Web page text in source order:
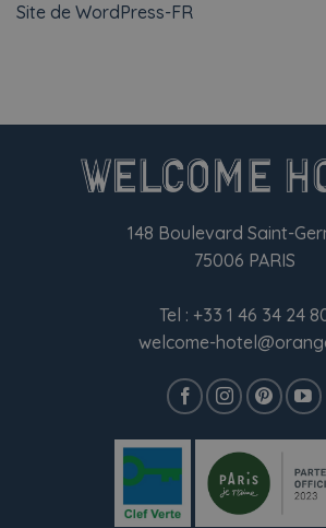
Site de WordPress-FR
148 Boulevard Saint-
75006 PARIS
Tel : +33 1 46 34 24
welcome-